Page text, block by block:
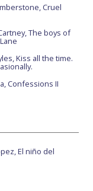
Cruel
The boys of
Kiss all the time.
Confessions II
El niño del